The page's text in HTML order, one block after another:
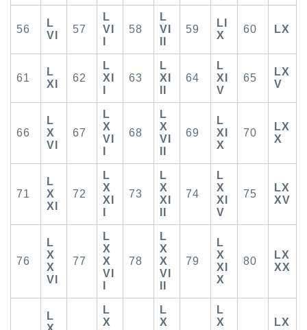
56
L
VI
57
L
VI
58
L
VI
59
LI
X
60 LX
61
L
XI
62
L
XI
63
L
XI
64
L
XI
V
65
LX
V
66
L
X
VI
67
L
X
VI
68
L
X
VI
69
L
XI
X
70
LX
X
71
L
X
XI
72
L
X
XI
73
L
X
XI
74
L
X
XI
V
75
LX
XV
76
L
X
X
VI
77
L
X
X
VI
78
L
X
X
VI
79
L
X
XI
X
80
LX
XX
L
L
X
L
X
L
X
LX